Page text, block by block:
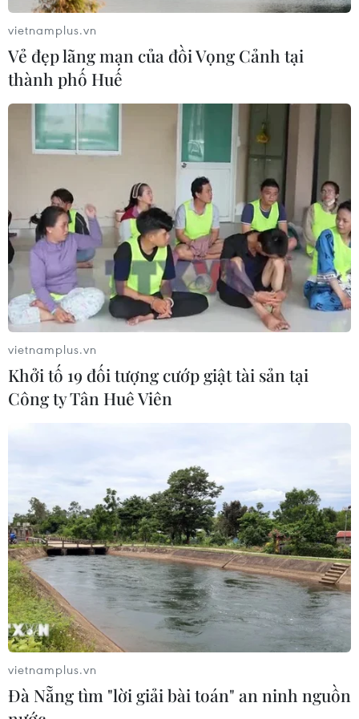
Israel mở rộng vai trò "bác sỹ hề" sau
xung đột, hỗ trợ phục hồi tâm lý
19/07/2026 07:17
Phía Nam châu Phi tăng cường phối
hợp ngăn chặn dịch Ebola
19/07/2026 01:03
Điều gì tạo nên niềm tin khi lựa chọn
dinh dưỡng đầu đời cho trẻ?
18/07/2026 01:00
Phân bổ ngân sách chăm sóc sức
khỏe và dân số: Ưu tiên các địa bàn
Đà Nẵng tổ chức Lễ hội Sâm Ngọc
Linh 2026: Cam kết 100% sâm thật
17/07/2026 06:09
Tìm ra cơ chế gây bệnh ung thư
xương hiếm gặp
vietnamplus.vn
Vẻ đẹp lãng mạn của đồi Vọng Cảnh tại
thành phố Huế
vietnamplus.vn
Khởi tố 19 đối tượng cướp giật tài sản tại
Công ty Tân Huê Viên
vietnamplus.vn
Đà Nẵng tìm "lời giải bài toán" an ninh nguồn